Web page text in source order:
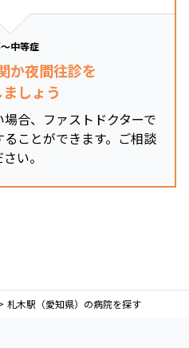
中等症
か夜間往診を
しょう
合、ファストドクターで
ことができます。ご相談
い。
札木駅（愛知県）の病院を探す